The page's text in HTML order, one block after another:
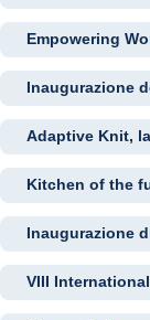
Empowering
Inaugurazione
Adaptive Knit,
Kitchen of the
Inaugurazione
VIII